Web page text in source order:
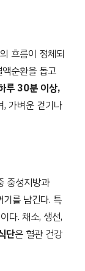
흐름이 정체되
순환을 돕고
루 30분 이상,
, 가벼운 걷기나
중성지방과
를 남긴다. 특
다. 채소, 생선,
단은 혈관 건강